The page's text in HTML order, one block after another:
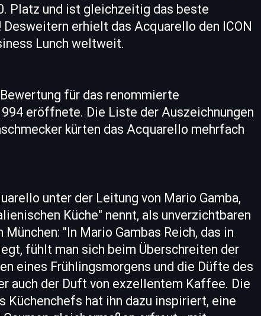
Platz und ist gleichzeitig das beste
erhielt das Acquarello den ICON
Lunch weltweit.
für das renommierte
eröffnete. Die Liste der Auszeichnungen
kürten das Acquarello mehrfach
unter der Leitung von Mario Gamba,
Küche" nennt, als unverzichtbaren
"In Mario Gambas Reich, das in
fühlt man sich beim Überschreiten der
eines Frühlingsmorgens und die Düfte des
auch der Duft von exzellentem Kaffee. Die
Küchenchefs hat ihn dazu inspiriert, eine